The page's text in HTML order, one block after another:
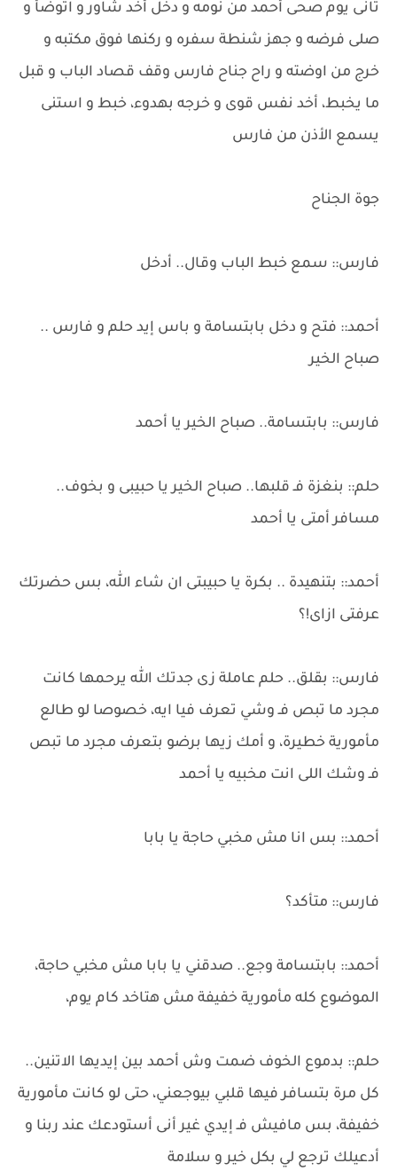
تانى يوم صحى أحمد من نومه و دخل أخد شاور و اتوضأ و
صلى فرضه و جهز شنطة سفره و ركنها فوق مكتبه و
خرج من اوضته و راح جناح فارس وقف قصاد الباب و قبل
ما يخبط، أخد نفس قوى و خرجه بهدوء، خبط و استنى
يسمع الأذن من فارس
جوة الجناح
فارس:: سمع خبط الباب وقال.. أدخل
أحمد:: فتح و دخل بابتسامة و باس إيد حلم و فارس ..
صباح الخير
فارس:: بابتسامة.. صباح الخير يا أحمد
حلم:: بنغزة فـ قلبها.. صباح الخير يا حبيبى و بخوف..
مسافر أمتى يا أحمد
أحمد:: بتنهيدة .. بكرة يا حبيبتى ان شاء الله، بس حضرتك
عرفتى ازاى!؟
فارس:: بقلق.. حلم عاملة زى جدتك الله يرحمها كانت
مجرد ما تبص فـ وشي تعرف فيا ايه، خصوصا لو طالع
مأمورية خطيرة، و أمك زيها برضو بتعرف مجرد ما تبص
فـ وشك اللى انت مخبيه يا أحمد
أحمد:: بس انا مش مخبي حاجة يا بابا
فارس:: متأكد؟
أحمد:: بابتسامة وجع.. صدقني يا بابا مش مخبي حاجة،
الموضوع كله مأمورية خفيفة مش هتاخد كام يوم،
حلم:: بدموع الخوف ضمت وش أحمد بين إيديها الاتنين..
كل مرة بتسافر فيها قلبي بيوجعني، حتى لو كانت مأمورية
خفيفة، بس مافيش فـ إيدي غير أنى أستودعك عند ربنا و
أدعيلك ترجع لي بكل خير و سلامة